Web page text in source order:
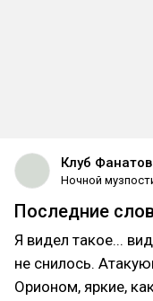
Клуб
Ночной
Последние
Я видел такое...
не снилось.
Орионом, яркие,